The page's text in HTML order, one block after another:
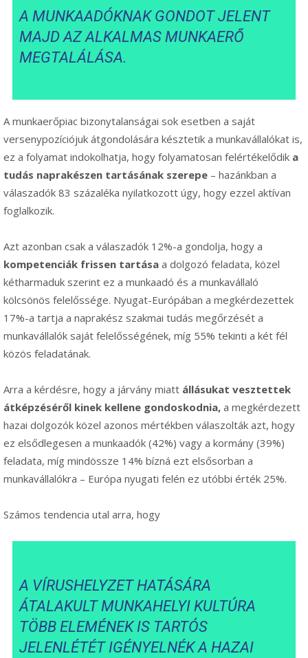
A MUNKAADÓKNAK GONDOT JELENT
MAJD AZ ALKALMAS MUNKAERŐ
MEGTALÁLÁSA.
A munkaerőpiac bizonytalanságai sok esetben a saját
versenypozíciójuk átgondolására késztetik a munkavállalókat is,
ez a folyamat indokolhatja, hogy folyamatosan felértékelődik a
tudás naprakészen tartásának szerepe – hazánkban a
válaszadók 83 százaléka nyilatkozott úgy, hogy ezzel aktívan
foglalkozik.
Azt azonban csak a válaszadók 12%-a gondolja, hogy a
kompetenciák frissen tartása a dolgozó feladata, közel
kétharmaduk szerint ez a munkaadó és a munkavállaló
kölcsönös felelőssége. Nyugat-Európában a megkérdezettek
17%-a tartja a naprakész szakmai tudás megőrzését a
munkavállalók saját felelősségének, míg 55% tekinti a két fél
közös feladatának.
Arra a kérdésre, hogy a járvány miatt állásukat vesztettek
átképzéséről kinek kellene gondoskodnia, a megkérdezett
hazai dolgozók közel azonos mértékben válaszolták azt, hogy
ez elsődlegesen a munkaadók (42%) vagy a kormány (39%)
feladata, míg mindössze 14% bízná ezt elsősorban a
munkavállalókra – Európa nyugati felén ez utóbbi érték 25%.
Számos tendencia utal arra, hogy
A VÍRUSHELYZET HATÁSÁRA
ÁTALAKULT MUNKAHELYI KULTÚRA
TÖBB ELEMÉNEK IS TARTÓS
JELENLÉTÉT IGÉNYELNÉK A HAZAI